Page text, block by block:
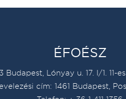
ÉFOÉSZ
Budapest, Lónyay u. 17. I/1. 11-
cím: 1461 Budapest,